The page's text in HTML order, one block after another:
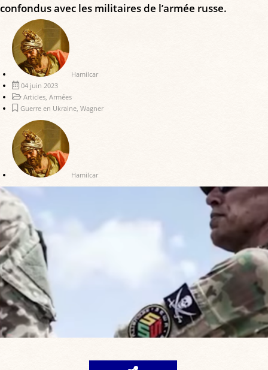
confondus avec les militaires de l’armée russe.
Hamilcar
04 juin 2023
Articles, Armées
Guerre en Ukraine, Wagner
Hamilcar